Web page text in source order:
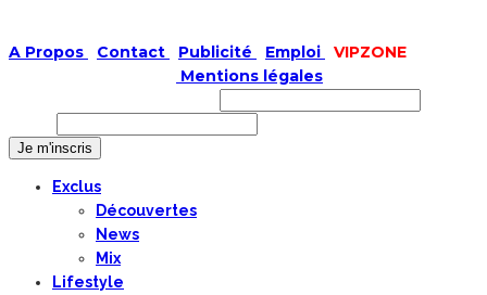
A Propos Contact Publicité Emploi
VIPZONE
Mentions légales
Exclus
Découvertes
News
Mix
Lifestyle